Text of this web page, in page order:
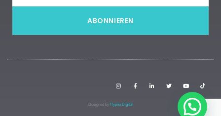
ABONNIEREN
Designed by Hypno Digital